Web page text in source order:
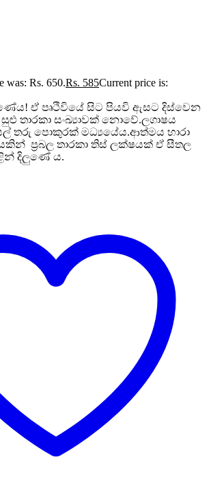
was: Rs. 650.Rs. 585Current price is:
ඒ පෘථිවියේ සිට පියවි ඇසට දිස්වෙන
තාරකා සංඛ්‍යාවක් නොවේ.ලගාෂය
තරු පොකුරක් මධ්‍යයේය.ආත්මය හාරා
ප්‍රබල තාරකා තිස් ලක්ෂයක් ඒ සීතල
දිලුණේ ය.